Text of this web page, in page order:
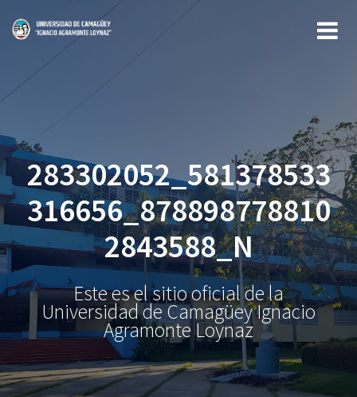
283302052_581378533
316656_878898778810
2843588_N
Este es el sitio oficial de la
Universidad de Camagüey Ignacio
Agramonte Loynaz